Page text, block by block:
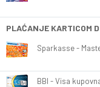
PLAĆANJE KARTICOM
Sparkasse -
BBI - Visa